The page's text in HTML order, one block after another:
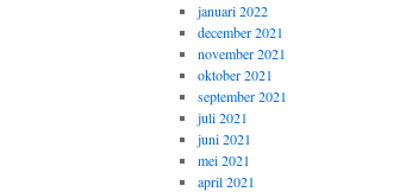
januari 2022
december 2021
november 2021
oktober 2021
september 2021
juli 2021
juni 2021
mei 2021
april 2021